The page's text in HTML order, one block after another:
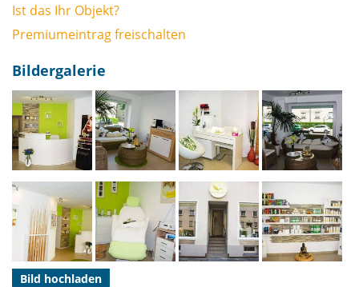
Ist das Ihr Objekt?
Premiumeintrag freischalten
Bildergalerie
Bild hochladen